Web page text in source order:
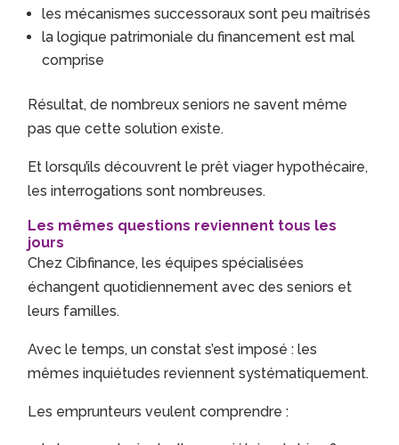
les mécanismes successoraux sont peu maîtrisés
la logique patrimoniale du financement est mal
comprise
Résultat, de nombreux seniors ne savent même
pas que cette solution existe.
Et lorsqu’ils découvrent le prêt viager hypothécaire,
les interrogations sont nombreuses.
Les mêmes questions reviennent tous les
jours
Chez Cibfinance, les équipes spécialisées
échangent quotidiennement avec des seniors et
leurs familles.
Avec le temps, un constat s’est imposé : les
mêmes inquiétudes reviennent systématiquement.
Les emprunteurs veulent comprendre :